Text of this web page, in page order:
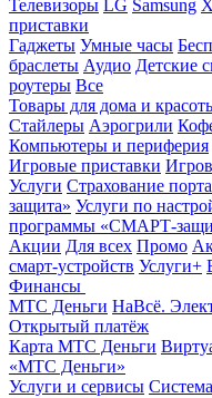
Телевизоры LG Samsung
приставки
Гаджеты Умные часы
браслеты Аудио Детские
роутеры Все
Товары для дома и
Стайлеры Аэрогрили
Компьютеры и периферия
Игровые приставки
Услуги Страхование
защита» Услуги по
программы «СМАРТ-
Акции Для всех Промо
смарт-устройств Услуги+
Финансы
МТС Деньги НаВсё.
Открытый платёж
Карта МТС Деньги
«МТС Деньги»
Услуги и сервисы